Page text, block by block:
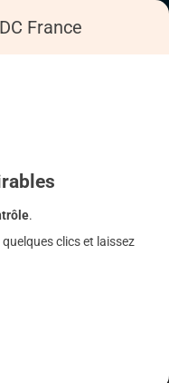
France
.
quelques clics et laissez